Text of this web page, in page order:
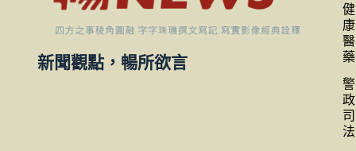
新聞觀點，暢所欲言
健
康
醫
藥
警
政
司
法